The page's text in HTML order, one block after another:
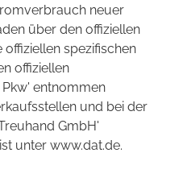
neuer
über den offiziellen
spezifischen
offiziellen
entnommen
und bei der
GmbH'
unter www.dat.de.